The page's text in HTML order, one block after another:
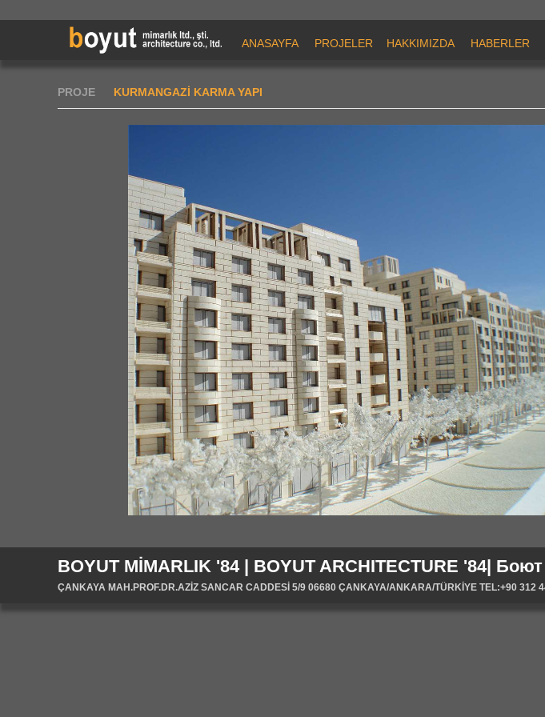
ANASAYFA PROJELER HAKKIMIZDA HABERLER
PROJE KURMANGAZİ KARMA YAPI
BOYUT MİMARLIK '84 | BOYUT ARCHITECTURE '84|
ÇANKAYA MAH.PROF.DR.AZİZ SANCAR CADDESİ 5/9 06680 ÇANKAYA/ANKARA/TÜRKİYE TEL:+90 312